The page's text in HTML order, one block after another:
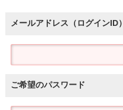
メールアドレス（ログインID）
ご希望のパスワード